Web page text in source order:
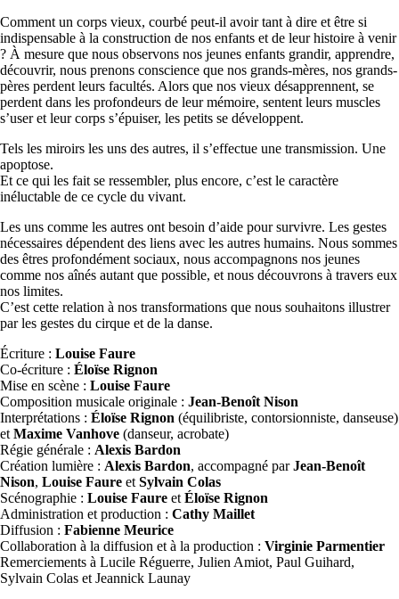
Comment un corps vieux, courbé peut-il avoir tant à dire et être si
indispensable à la construction de nos enfants et de leur histoire à venir
? À mesure que nous observons nos jeunes enfants grandir, apprendre,
découvrir, nous prenons conscience que nos grands-mères, nos grands-
pères perdent leurs facultés. Alors que nos vieux désapprennent, se
perdent dans les profondeurs de leur mémoire, sentent leurs muscles
s’user et leur corps s’épuiser, les petits se développent.
Tels les miroirs les uns des autres, il s’effectue une transmission. Une
apoptose.
Et ce qui les fait se ressembler, plus encore, c’est le caractère
inéluctable de ce cycle du vivant.
Les uns comme les autres ont besoin d’aide pour survivre. Les gestes
nécessaires dépendent des liens avec les autres humains. Nous sommes
des êtres profondément sociaux, nous accompagnons nos jeunes
comme nos aînés autant que possible, et nous découvrons à travers eux
nos limites.
C’est cette relation à nos transformations que nous souhaitons illustrer
par les gestes du cirque et de la danse.
Écriture : Louise Faure
Co-écriture : Éloïse Rignon
Mise en scène : Louise Faure
Composition musicale originale : Jean-Benoît Nison
Interprétations : Éloïse Rignon (équilibriste, contorsionniste, danseuse)
et Maxime Vanhove (danseur, acrobate)
Régie générale : Alexis Bardon
Création lumière : Alexis Bardon, accompagné parJean-Benoît
Nison, Louise Faure et Sylvain Colas
Scénographie : Louise Faure et Éloïse Rignon
Administration et production : Cathy Maillet
Diffusion : Fabienne Meurice
Collaboration à la diffusion et à la production : Virginie Parmentier
Remerciements à Lucile Réguerre, Julien Amiot, Paul Guihard,
Sylvain Colas et Jeannick Launay